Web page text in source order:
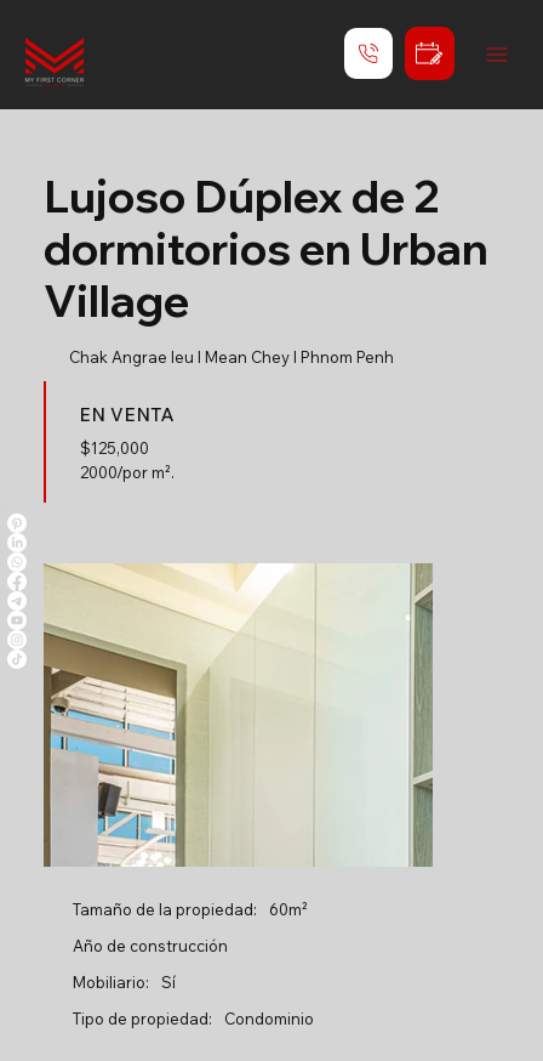
Lujoso Dúplex de 2
dormitorios en Urban
Village
Chak Angrae leu l Mean Chey l Phnom Penh
EN VENTA
$125,000
2000/por m².
Tamaño de la propiedad:
60m²
Año de construcción
Mobiliario:
Sí
Tipo de propiedad:
Condominio